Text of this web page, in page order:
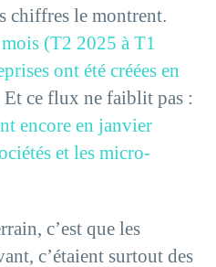
chiffres le montrent.
(T2 2025 à T1
ont été créées en
Et ce flux ne faiblit pas :
encore en janvier
et les micro-
c’est que les
c’étaient surtout des